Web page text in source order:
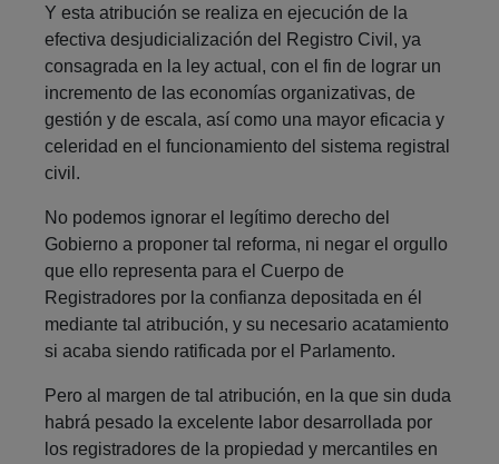
Y esta atribución se realiza en ejecución de la
efectiva desjudicialización del Registro Civil, ya
consagrada en la ley actual, con el fin de lograr un
incremento de las economías organizativas, de
gestión y de escala, así como una mayor eficacia y
celeridad en el funcionamiento del sistema registral
civil.
No podemos ignorar el legítimo derecho del
Gobierno a proponer tal reforma, ni negar el orgullo
que ello representa para el Cuerpo de
Registradores por la confianza depositada en él
mediante tal atribución, y su necesario acatamiento
si acaba siendo ratificada por el Parlamento.
Pero al margen de tal atribución, en la que sin duda
habrá pesado la excelente labor desarrollada por
los registradores de la propiedad y mercantiles en